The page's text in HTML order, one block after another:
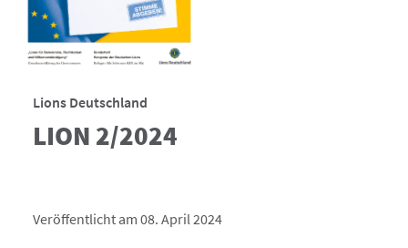
Lions Deutschland
LION 2/2024
Veröffentlicht am 08. April 2024